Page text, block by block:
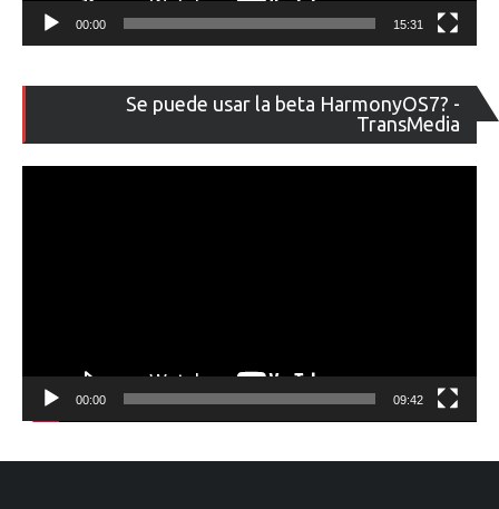
00:00 15:31
Se puede usar la beta HarmonyOS7? -
TransMedia
de
00:00 09:42